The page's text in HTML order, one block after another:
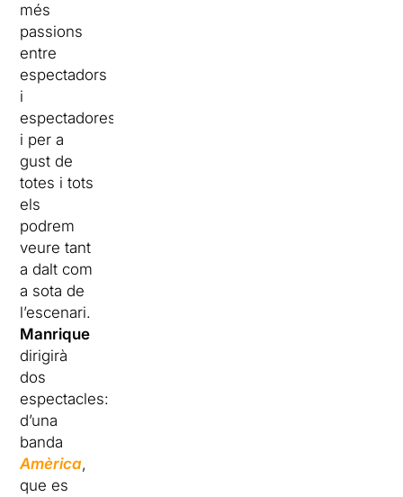
més
passions
entre
espectadors
i
espectadores
i per a
gust de
totes i tots
els
podrem
veure tant
a dalt com
a sota de
l’escenari.
Manrique
dirigirà
dos
espectacles:
d’una
banda
Amèrica,
que es